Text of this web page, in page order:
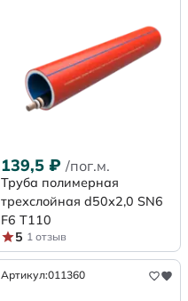
139,5 ₽ /пог.м.
Труба полимерная
трехслойная d50х2,0 SN6
F6 Т110
5 1 отзыв
Артикул:011360